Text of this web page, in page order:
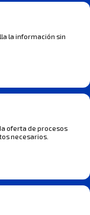
la información sin
oferta de procesos
necesarios.